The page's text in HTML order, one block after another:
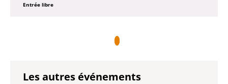
Entrée libre
Les autres événements